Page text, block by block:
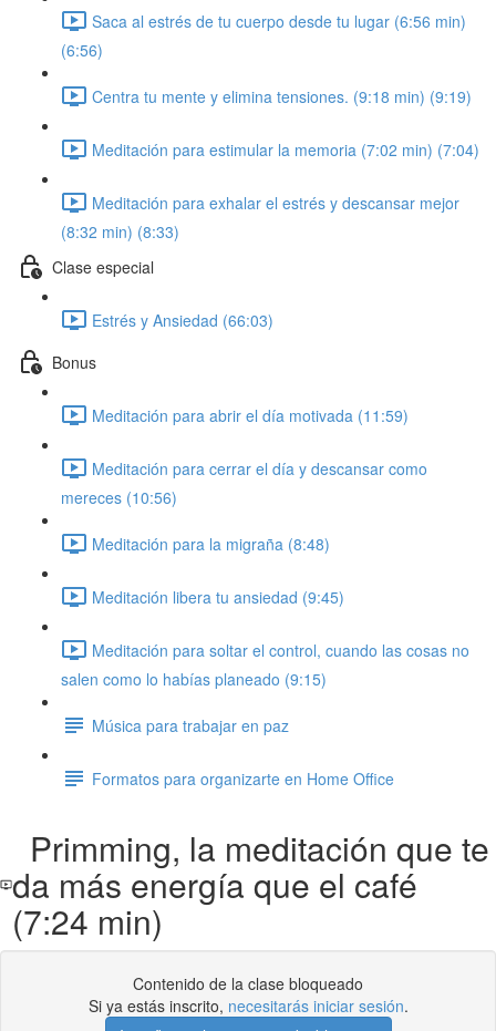
Saca al estrés de tu cuerpo desde tu lugar (6:56 min)
(6:56)
Centra tu mente y elimina tensiones. (9:18 min) (9:19)
Meditación para estimular la memoria (7:02 min) (7:04)
Meditación para exhalar el estrés y descansar mejor
(8:32 min) (8:33)
Clase especial
Estrés y Ansiedad (66:03)
Bonus
Meditación para abrir el día motivada (11:59)
Meditación para cerrar el día y descansar como
mereces (10:56)
Meditación para la migraña (8:48)
Meditación libera tu ansiedad (9:45)
Meditación para soltar el control, cuando las cosas no
salen como lo habías planeado (9:15)
Música para trabajar en paz
Formatos para organizarte en Home Office
Primming, la meditación que te
da más energía que el café
(7:24 min)
Contenido de la clase bloqueado
Si ya estás inscrito, necesitarás iniciar sesión.